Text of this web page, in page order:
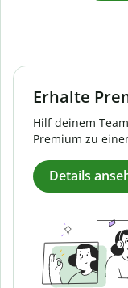
Erhalte
Hilf deinem
Premium zu
Details